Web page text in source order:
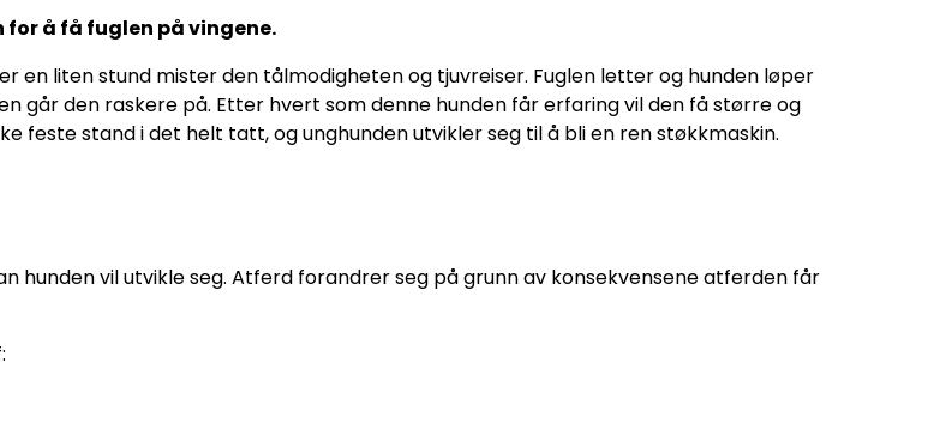
å få fuglen på vingene.
en liten stund mister den tålmodigheten og tjuvreiser. Fuglen letter og hunden løper
går den raskere på. Etter hvert som denne hunden får erfaring vil den få større og
feste stand i det helt tatt, og unghunden utvikler seg til å bli en ren støkkmaskin.
hunden vil utvikle seg. Atferd forandrer seg på grunn av konsekvensene atferden får